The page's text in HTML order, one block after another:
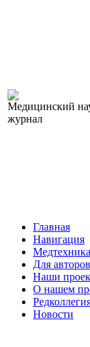
Медицинский
журнал
Главная
Навигация
Медтехника
Для авторов
Наши
О нашем
Новости